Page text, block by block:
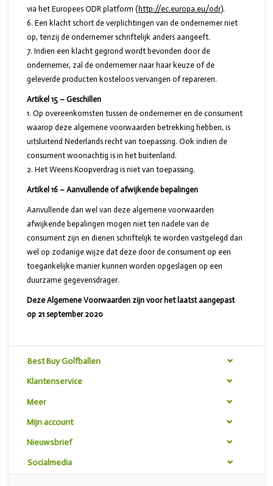
via het Europees ODR platform ( http://ec.europa.eu/odr).
Een klacht schort de verplichtingen van de ondernemer niet
op, tenzij de ondernemer schriftelijk anders aangeeft.
Indien een klacht gegrond wordt bevonden door de
ondernemer, zal de ondernemer naar haar keuze of de
geleverde producten kosteloos vervangen of repareren.
Artikel 15 – Geschillen
Op overeenkomsten tussen de ondernemer en de consument
waarop deze algemene voorwaarden betrekking hebben, is
uitsluitend Nederlands recht van toepassing. Ook indien de
consument woonachtig is in het buitenland.
Het Weens Koopverdrag is niet van toepassing.
Artikel 16 – Aanvullende of afwijkende bepalingen
Aanvullende dan wel van deze algemene voorwaarden
afwijkende bepalingen mogen niet ten nadele van de
consument zijn en dienen schriftelijk te worden vastgelegd dan
wel op zodanige wijze dat deze door de consument op een
toegankelijke manier kunnen worden opgeslagen op een
duurzame gegevensdrager.
Deze Algemene Voorwaarden zijn voor het laatst aangepast
op 21 september 2020
Best Buy Golfballen
Klantenservice
Meer
Mijn account
Nieuwsbrief
Socialmedia